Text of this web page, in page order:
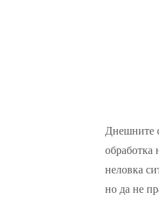
Днешните
обработка
неловка
но да не